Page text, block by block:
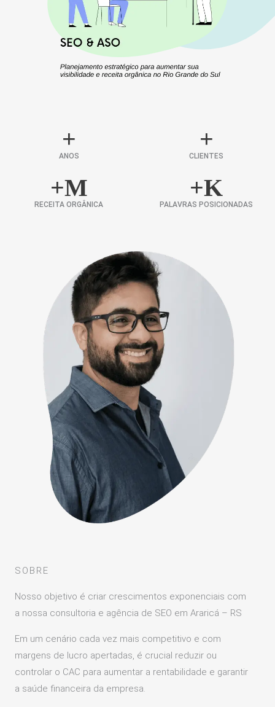
+
ANOS
+
CLIENTES
+M
RECEITA ORGÂNICA
+K
PALAVRAS POSICIONADAS
SOBRE
Nosso objetivo é criar crescimentos exponenciais com
a nossa consultoria e agência de SEO em Araricá – RS
Em um cenário cada vez mais competitivo e com
margens de lucro apertadas, é crucial reduzir ou
controlar o CAC para aumentar a rentabilidade e garantir
a saúde financeira da empresa.